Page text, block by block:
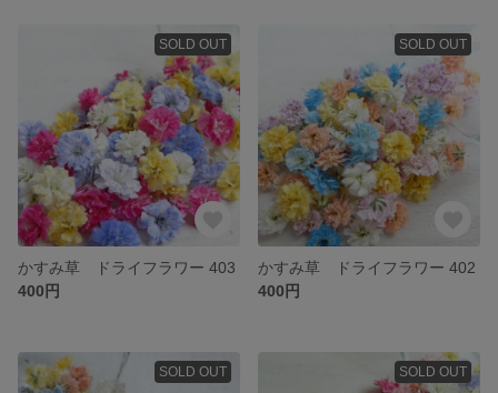
SOLD OUT
かすみ草 ドライフラワー 403
400円
SOLD OUT
かすみ草 ドライフラワー 402
400円
SOLD OUT SOLD OUT